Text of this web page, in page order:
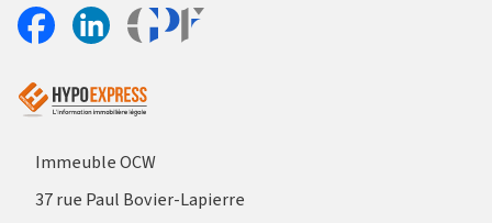
Immeuble OCW
37 rue Paul Bovier-Lapierre